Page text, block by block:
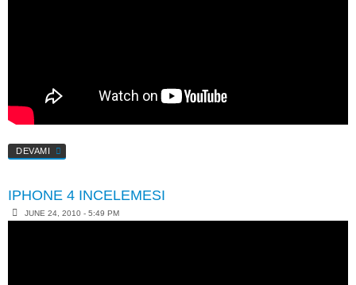
DEVAMI
IPHONE 4 INCELEMESI
JUNE 24, 2010 - 5:49 PM